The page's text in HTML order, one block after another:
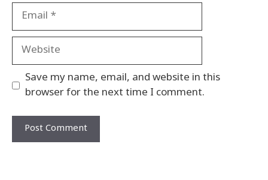
Email
Website
Save my name, email, and website in this
browser for the next time I comment.